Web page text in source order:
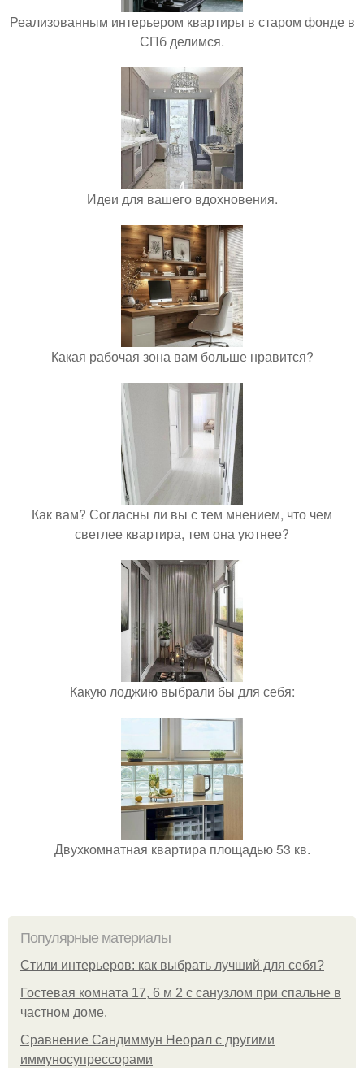
Реализованным интерьером квартиры в старом фонде в
СПб делимся.
Идеи для вашего вдохновения.
Какая рабочая зона вам больше нравится?
Как вам? Согласны ли вы с тем мнением, что чем
светлее квартира, тем она уютнее?
Какую лоджию выбрали бы для себя:
Двухкомнатная квартира площадью 53 кв.
Популярные материалы
Стили интерьеров: как выбрать лучший для себя?
Гостевая комната 17, 6 м 2 с санузлом при спальне в
частном доме.
Сравнение Сандиммун Неорал с другими
иммуносупрессорами